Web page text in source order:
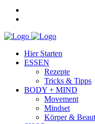
Hier Starten
ESSEN
Rezepte
Tricks & Tipps
BODY + MIND
Movement
Mindset
Körper &